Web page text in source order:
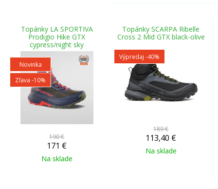
Topánky LA SPORTIVA
Prodigio Hike GTX
cypress/night sky
Novinka
Zľava -10%
190 €
171 €
Na sklade
Topánky SCARPA Ribelle
Cross 2 Mid GTX black-olive
Výpredaj -40%
189 €
113,40 €
Na sklade